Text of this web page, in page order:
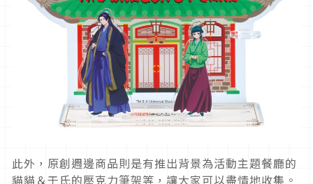
此外，原創週邊商品則是有推出背景為活動主題餐廳的
貓貓＆壬氏的壓克力筆架等，讓大家可以盡情地收集。